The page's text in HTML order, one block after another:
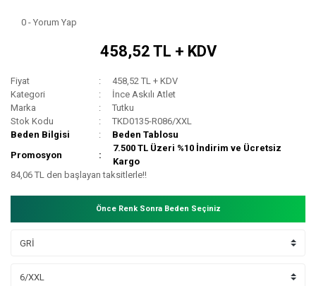
0 - Yorum Yap
458,52 TL + KDV
Fiyat
458,52 TL + KDV
Kategori
İnce Askılı Atlet
Marka
Tutku
Stok Kodu
TKD0135-R086/XXL
Beden Bilgisi
Beden Tablosu
Promosyon
7.500 TL Üzeri %10 İndirim ve Ücretsiz
Kargo
84,06 TL den başlayan taksitlerle!!
Önce Renk Sonra Beden Seçiniz